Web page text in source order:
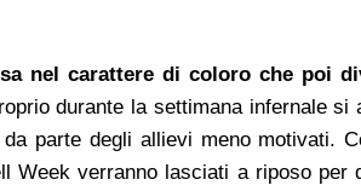
nel carattere di coloro che poi
durante la settimana infernale si
parte degli allievi meno motivati.
Week verranno lasciati a riposo per